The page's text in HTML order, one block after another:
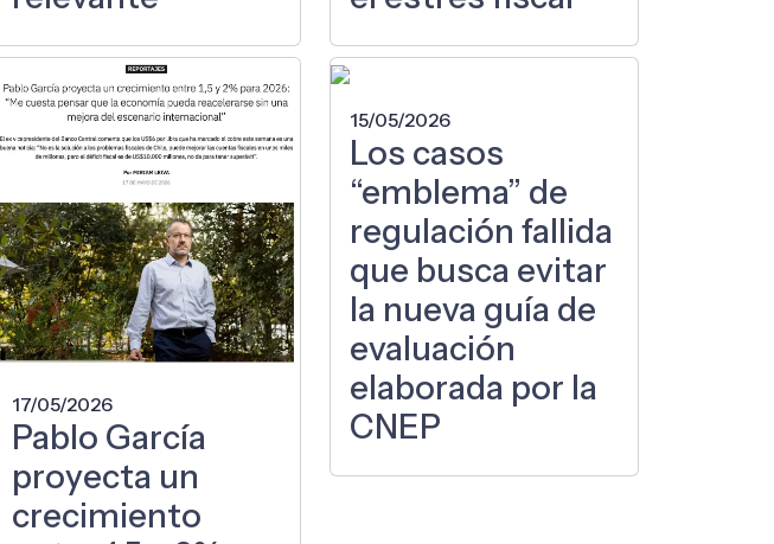
17/05/2026
Pablo García
proyecta un
crecimiento
15/05/2026
Los casos
“emblema” de
regulación fallida
que busca evitar
la nueva guía de
evaluación
elaborada por la
CNEP